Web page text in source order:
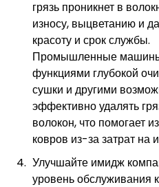
грязь проникнет в
износу, выцветанию и
красоту и срок службы.
Промышленные машины
функциями глубокой
сушки и другими
эффективно удалять
волокон, что помогает
ковров из-за затрат на
Улучшайте имидж
уровень обслуживания